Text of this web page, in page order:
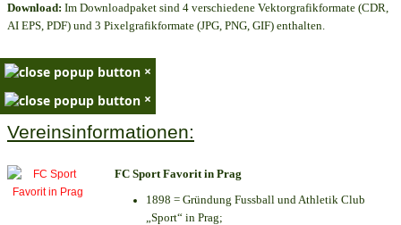
Download: Im Downloadpaket sind 4 verschiedene Vektorgrafikformate (CDR,
AI EPS, PDF) und 3 Pixelgrafikformate (JPG, PNG, GIF) enthalten.
×
×
Vereinsinformationen:
FC Sport Favorit in Prag
1898 = Gründung Fussball und Athletik Club
„Sport“ in Prag;